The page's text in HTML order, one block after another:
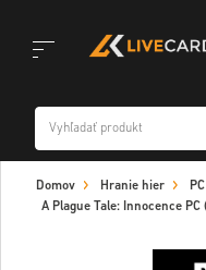
navigation
Domov Hranie hier
A Plague Tale: Innocence PC